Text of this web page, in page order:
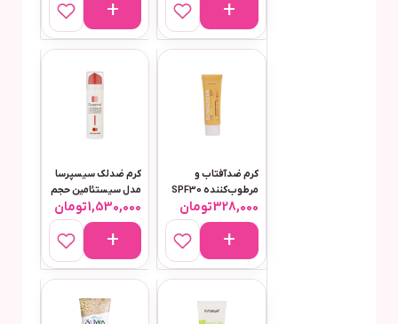
میلی‌لیتر
کرم ضدآفتاب و
مرطوب‌کننده SPF30
بی رنگ 50میل مناسب
پوست معمولی تا
خشک سی گل مدل
Sunpro
328,000تومان
کرم ضدلک سیسپرسا
مدل سیستئامین حجم
50 میلی‌لیتر
1,530,000تومان